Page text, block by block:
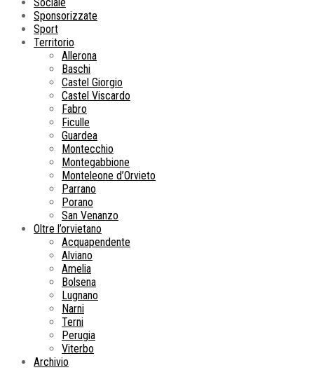
Sociale
Sponsorizzate
Sport
Territorio
Allerona
Baschi
Castel Giorgio
Castel Viscardo
Fabro
Ficulle
Guardea
Montecchio
Montegabbione
Monteleone d’Orvieto
Parrano
Porano
San Venanzo
Oltre l’orvietano
Acquapendente
Alviano
Amelia
Bolsena
Lugnano
Narni
Terni
Perugia
Viterbo
Archivio